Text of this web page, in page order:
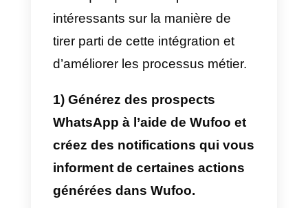
client automatisé en fonction de
vos besoins.
avancés vous permettent de
surveiller les performances de
l’équipe, les mesures de
conversation et l’efficacité des